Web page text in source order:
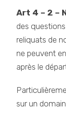
Art 4 – 2 –
des
reliquats de
ne peuvent
après le
sur un